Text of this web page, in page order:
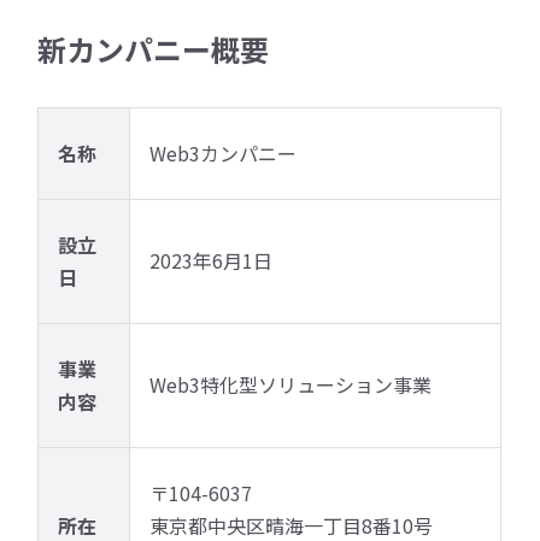
新カンパニー概要
名称 Web3カンパニー
設立
日
2023年6月1日
事業
内容
Web3特化型ソリューション事業
所在
〒104-6037
東京都中央区晴海一丁目8番10号